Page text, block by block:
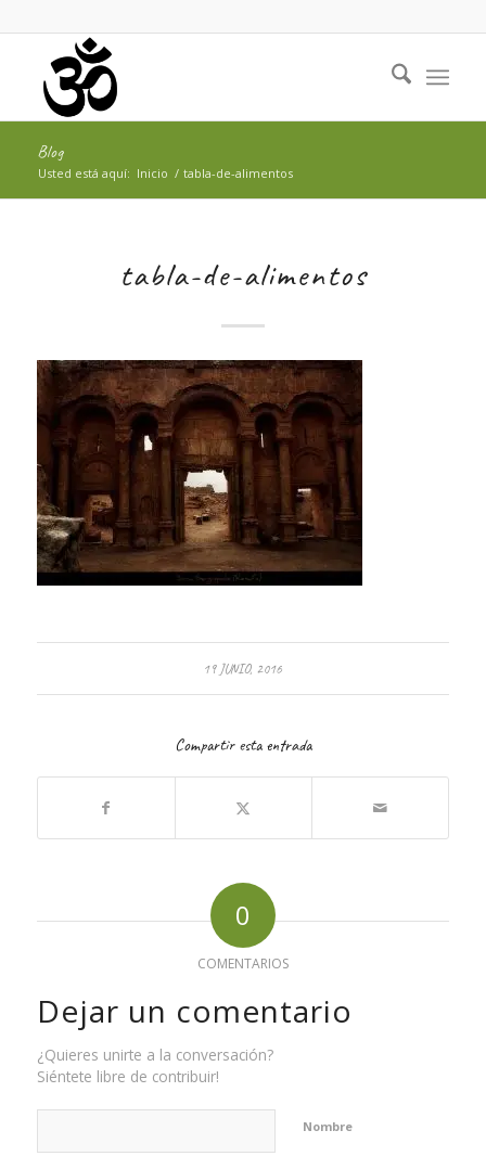
Blog
Usted está aquí: Inicio / tabla-de-alimentos
tabla-de-alimentos
19 JUNIO, 2016
Compartir esta entrada
0
COMENTARIOS
Dejar un comentario
¿Quieres unirte a la conversación?
Siéntete libre de contribuir!
Nombre